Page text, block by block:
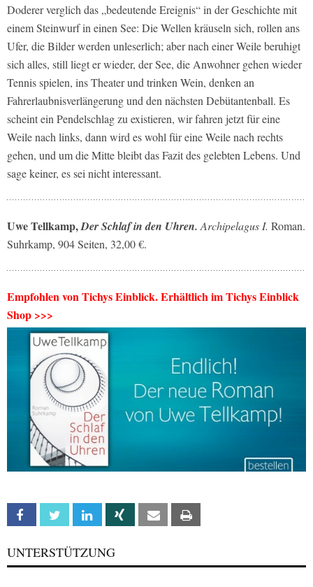
Doderer verglich das „bedeutende Ereignis“ in der Geschichte mit
einem Steinwurf in einen See: Die Wellen kräuseln sich, rollen ans
Ufer, die Bilder werden unleserlich; aber nach einer Weile beruhigt
sich alles, still liegt er wieder, der See, die Anwohner gehen wieder
Tennis spielen, ins Theater und trinken Wein, denken an
Fahrerlaubnisverlängerung und den nächsten Debütantenball. Es
scheint ein Pendelschlag zu existieren, wir fahren jetzt für eine
Weile nach links, dann wird es wohl für eine Weile nach rechts
gehen, und um die Mitte bleibt das Fazit des gelebten Lebens. Und
sage keiner, es sei nicht interessant.
Uwe Tellkamp,Der Schlaf in den Uhren.Archipelagus I. Roman.
Suhrkamp, 904 Seiten, 32,00 €.
Empfohlen von Tichys Einblick. Erhältlich im Tichys Einblick
Shop >>>
Facebook Twitter Linkedin Xing Email
UNTERSTÜTZUNG